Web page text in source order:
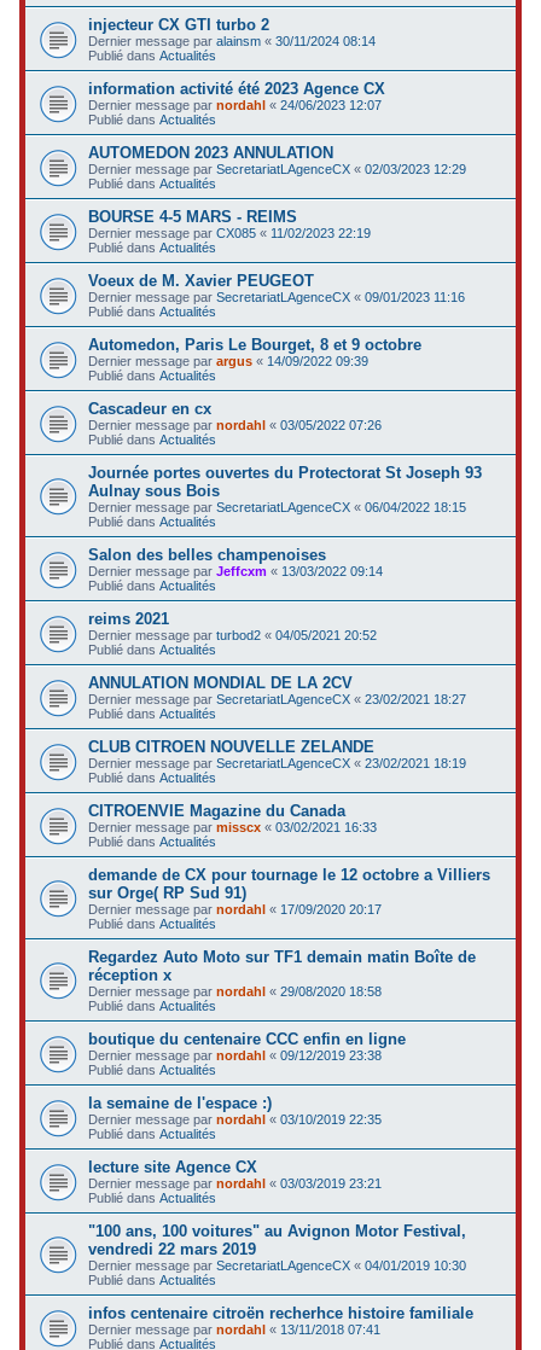
injecteur CX GTI turbo 2
Dernier message paralainsm «30/11/2024 08:14
Publié dansActualités
information activité été 2023 Agence CX
Dernier message parnordahl «24/06/2023 12:07
Publié dansActualités
AUTOMEDON 2023 ANNULATION
Dernier message parSecretariatLAgenceCX «02/03/2023 12:29
Publié dansActualités
BOURSE 4-5 MARS - REIMS
Dernier message parCX085 « 11/02/2023 22:19
Publié dansActualités
Voeux de M. Xavier PEUGEOT
Dernier message parSecretariatLAgenceCX «09/01/2023 11:16
Publié dansActualités
Automedon, Paris Le Bourget, 8 et 9 octobre
Dernier message parargus « 14/09/2022 09:39
Publié dansActualités
Cascadeur en cx
Dernier message parnordahl «03/05/2022 07:26
Publié dansActualités
Journée portes ouvertes du Protectorat St Joseph 93
Aulnay sous Bois
Dernier message parSecretariatLAgenceCX «06/04/2022 18:15
Publié dansActualités
Salon des belles champenoises
Dernier message parJeffcxm « 13/03/2022 09:14
Publié dansActualités
reims 2021
Dernier message parturbod2 «04/05/2021 20:52
Publié dansActualités
ANNULATION MONDIAL DE LA 2CV
Dernier message parSecretariatLAgenceCX «23/02/2021 18:27
Publié dansActualités
CLUB CITROEN NOUVELLE ZELANDE
Dernier message parSecretariatLAgenceCX «23/02/2021 18:19
Publié dansActualités
CITROENVIE Magazine du Canada
Dernier message parmisscx «03/02/2021 16:33
Publié dansActualités
demande de CX pour tournage le 12 octobre a Villiers
sur Orge( RP Sud 91)
Dernier message parnordahl « 17/09/2020 20:17
Publié dansActualités
Regardez Auto Moto sur TF1 demain matin Boîte de
réception x
Dernier message parnordahl «29/08/2020 18:58
Publié dansActualités
boutique du centenaire CCC enfin en ligne
Dernier message parnordahl «09/12/2019 23:38
Publié dansActualités
la semaine de l'espace :)
Dernier message parnordahl «03/10/2019 22:35
Publié dansActualités
lecture site Agence CX
Dernier message parnordahl «03/03/2019 23:21
Publié dansActualités
"100 ans, 100 voitures" au Avignon Motor Festival,
vendredi 22 mars 2019
Dernier message parSecretariatLAgenceCX «04/01/2019 10:30
Publié dansActualités
infos centenaire citroën recherhce histoire familiale
Dernier message parnordahl « 13/11/2018 07:41
Publié dansActualités